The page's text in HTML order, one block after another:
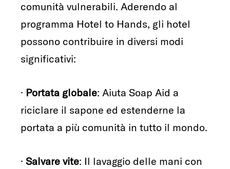
comunità vulnerabili. Aderendo al
programma Hotel to Hands, gli hotel
possono contribuire in diversi modi
significativi:
· Portata globale: Aiuta Soap Aid a
riciclare il sapone ed estenderne la
portata a più comunità in tutto il mondo.
· Salvare vite: Il lavaggio delle mani con